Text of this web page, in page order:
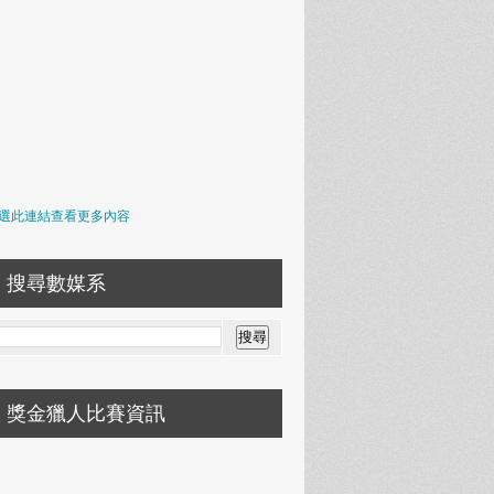
此連結查看更多內容
搜尋數媒系
獎金獵人比賽資訊